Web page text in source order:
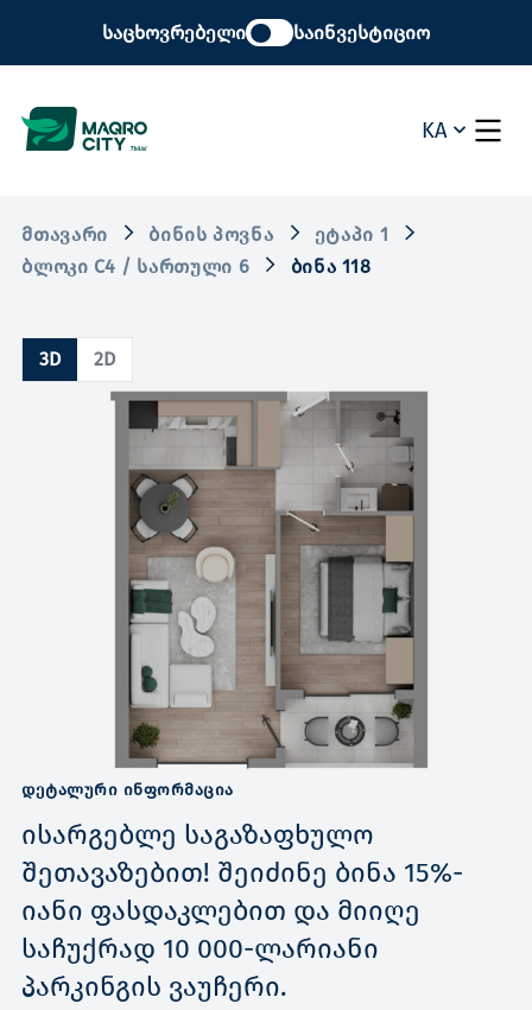
საცხოვრებელი საინვესტიციო
KA
ᲛᲗᲐᲕᲐᲠᲘ ᲑᲘᲜᲘᲡ ᲞᲝᲕᲜᲐ
ᲔᲢᲐᲞᲘ 1
ᲑᲚᲝᲙᲘ C4 / ᲡᲐᲠᲗᲣᲚᲘ 6
ᲑᲘᲜᲐ 118
3D 2D
ᲓᲔᲢᲐᲚᲣᲠᲘ ᲘᲜᲤᲝᲠᲛᲐᲪᲘᲐ
ისარგებლე საგაზაფხულო
შეთავაზებით! შეიძინე ბინა 15%-
იანი ფასდაკლებით და მიიღე
საჩუქრად 10 000-ლარიანი
პარკინგის ვაუჩერი.